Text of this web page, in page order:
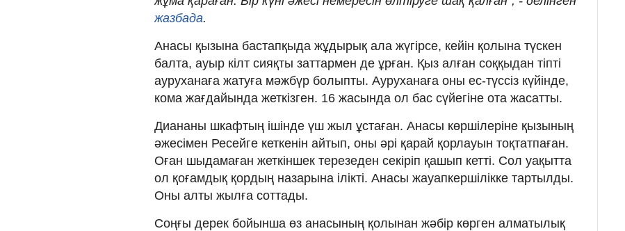
жазбада.
Анасы қызына бастапқыда жұдырық ала жүгірсе, кейін қолына түскен
балта, ауыр кілт сияқты заттармен де ұрған. Қыз алған соққыдан тіпті
ауруханаға жатуға мәжбүр болыпты. Ауруханаға оны ес-түссіз күйінде,
кома жағдайында жеткізген. 16 жасында ол бас сүйегіне ота жасатты.
Диананы шкафтың ішінде үш жыл ұстаған. Анасы көршілеріне қызының
әжесімен Ресейге кеткенін айтып, оны әрі қарай қорлауын тоқтатпаған.
Оған шыдамаған жеткіншек терезеден секіріп қашып кетті. Сол уақытта
ол қоғамдық қордың назарына ілікті. Анасы жауапкершілікке тартылды.
Оны алты жылға соттады.
Соңғы дерек бойынша өз анасының қолынан жәбір көрген алматылық